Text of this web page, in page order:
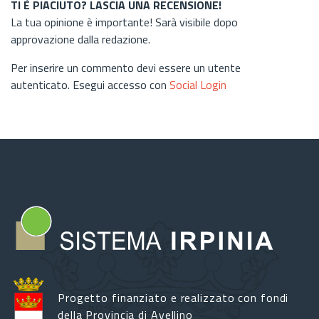
TI È PIACIUTO? LASCIA UNA RECENSIONE!
La tua opinione è importante! Sarà visibile dopo
approvazione dalla redazione.
Per inserire un commento devi essere un utente
autenticato. Esegui accesso con Social Login
Progetto finanziato e realizzato con fondi
della Provincia di Avellino